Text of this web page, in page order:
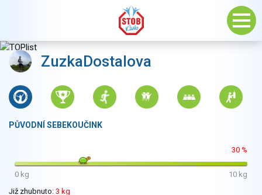
ZuzkaDostalova
PŮVODNÍ SEBEKOUČINK
30 %
0 kg
10 kg
Již zhubnuto: 3 kg